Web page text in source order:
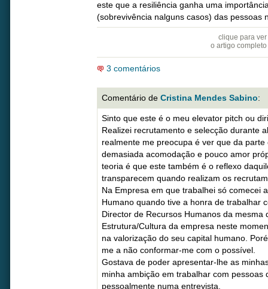
este que a resiliência ganha uma
(sobrevivência nalguns casos) das pessoas
clique para ver
o artigo completo
3 comentários
Comentário de Cristina Mendes Sabino:
Sinto que este é o meu elevator pitch ou
Realizei recrutamento e selecção durante
realmente me preocupa é ver que da parte
demasiada acomodação e pouco amor
teoria é que este também é o reflexo
transparecem quando realizam os
Na Empresa em que trabalhei só comecei
Humano quando tive a honra de trabalhar
Director de Recursos Humanos da mesma
Estrutura/Cultura da empresa neste
na valorização do seu capital humano.
me a não conformar-me com o possível.
Gostava de poder apresentar-lhe as
minha ambição em trabalhar com pessoas
pessoalmente numa entrevista.